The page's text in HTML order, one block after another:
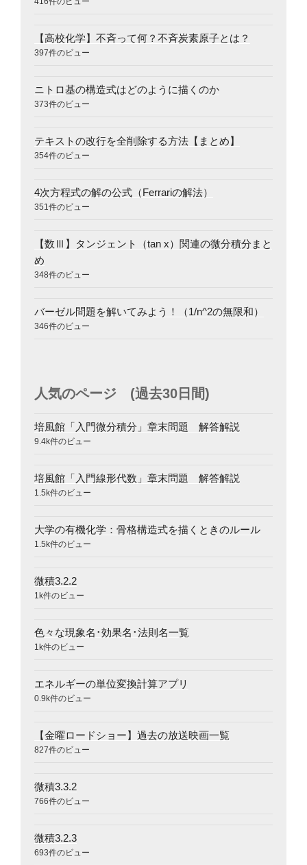
【高校化学】不斉って何？不斉炭素原子とは？
397件のビュー
ニトロ基の構造式はどのように描くのか
373件のビュー
テキストの改行を全削除する方法【まとめ】
354件のビュー
4次方程式の解の公式（Ferrariの解法）
351件のビュー
【数Ⅲ】タンジェント（tan x）関連の微分積分まと
め
348件のビュー
バーゼル問題を解いてみよう！（1/n^2の無限和）
346件のビュー
人気のページ (過去30日間)
培風館「入門微分積分」章末問題 解答解説
9.4k件のビュー
培風館「入門線形代数」章末問題 解答解説
1.5k件のビュー
大学の有機化学：骨格構造式を描くときのルール
1.5k件のビュー
微積3.2.2
1k件のビュー
色々な現象名･効果名･法則名一覧
1k件のビュー
エネルギーの単位変換計算アプリ
0.9k件のビュー
【金曜ロードショー】過去の放送映画一覧
827件のビュー
微積3.3.2
766件のビュー
微積3.2.3
693件のビュー